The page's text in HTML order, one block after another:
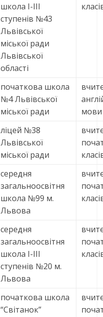
школа І-ІІІ
ступенів №43
Львівської
міської ради
Львівської
області
початкова школа
№4 Львівської
міської ради
мови
ліцей №38
Львівської
міської ради
середня
загальноосвітня
школа №99 м.
Львова
середня
загальноосвітня
школа І-ІІІ
ступенів №20 м.
Львова
початкова школа
“Світанок”